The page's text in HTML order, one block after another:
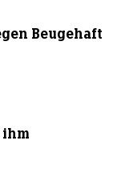
Beugehaft